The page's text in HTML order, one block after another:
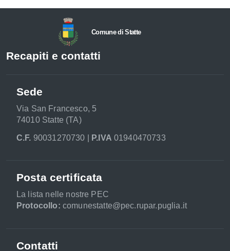
Comune di Statte
Recapiti e contatti
Sede
Via San Francesco, 5
74010 Statte (TA)
C.F. 90031270730 | P.IVA 01940470733
Posta certificata
La lista nelle nostre PEC
Protocollo: comunestatte@pec.rupar.puglia.it
Contatti